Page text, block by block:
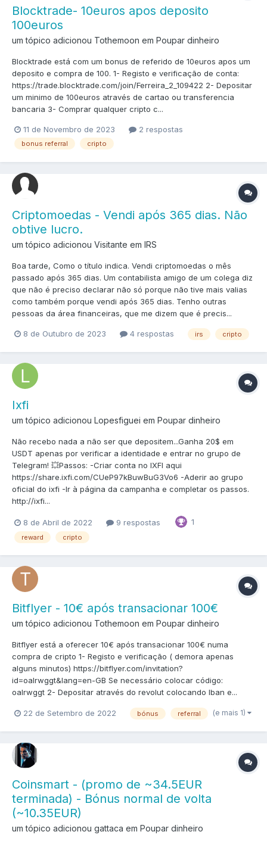
Blocktrade- 10euros apos deposito
100euros
um tópico adicionou Tothemoon em Poupar dinheiro
Blocktrade está com um bonus de referido de 10euros apos um
deposito e compra de 100. 1- Registo e verificação de conta:
https://trade.blocktrade.com/join/Ferreira_2_109422 2- Depositar
um minimo de 100euros através de cartao ou transferencia
bancaria 3- Comprar qualquer cripto c...
11 de Novembro de 2023 2 respostas
bonus referral cripto
Criptomoedas - Vendi após 365 dias. Não
obtive lucro.
um tópico adicionou Visitante em IRS
Boa tarde, Como o título indica. Vendi criptomoedas o mês
passado após 365 dias. Um contabilista amigo de um colega diz
que não é preciso declarar não só porque não tive mais valias
como também porque vendi após 365 dias. Tenho outras
pessoas da área financeiras, que me dizem que é precis...
8 de Outubro de 2023 4 respostas irs cripto
Ixfi
um tópico adicionou Lopesfiguei em Poupar dinheiro
Não recebo nada a não ser que depositem...Ganha 20$ em
USDT apenas por verificar a identidade e entrar no grupo de
Telegram! 💥Passos: -Criar conta no IXFI aqui
https://share.ixfi.com/CUeP97kBuwBuG3Vo6 -Aderir ao grupo
oficial do ixfi -Ir à página da campanha e completar os passos.
http://ixfi...
8 de Abril de 2022 9 respostas 1
reward cripto
Bitflyer - 10€ após transacionar 100€
um tópico adicionou Tothemoon em Poupar dinheiro
Bitflyer está a oferecer 10€ após transacionar 100€ numa
compra de cripto 1- Registo e verificação ( demora apenas
alguns minutos) https://bitflyer.com/invitation?
id=oalrwggt&lang=en-GB Se necessário colocar código:
oalrwggt 2- Depositar através do revolut colocando Iban e...
22 de Setembro de 2022 bónus referral (e mais 1)
Coinsmart - (promo de ~34.5EUR
terminada) - Bónus normal de volta
(~10.35EUR)
um tópico adicionou gattaca em Poupar dinheiro